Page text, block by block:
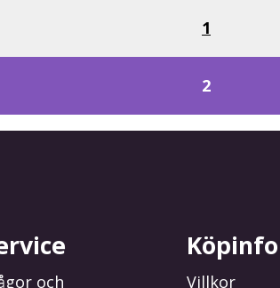
1
2
och Villkor